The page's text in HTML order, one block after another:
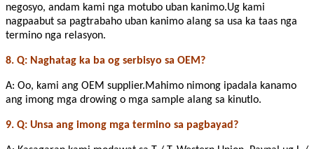
negosyo, andam kami nga motubo uban kanimo.Ug kami
nagpaabut sa pagtrabaho uban kanimo alang sa usa ka taas nga
termino nga relasyon.
8. Q: Naghatag ka ba og serbisyo sa OEM?
A: Oo, kami ang OEM supplier.Mahimo nimong ipadala kanamo
ang imong mga drowing o mga sample alang sa kinutlo.
9. Q: Unsa ang imong mga termino sa pagbayad?